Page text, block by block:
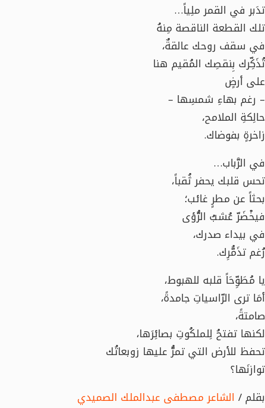
تدَبر في القمر ملِياً…
تلك القطعة الناقصة مِنهُ
في سقف روحك عالقةٌ،
تُذَكِّرك بِنقصِك المُقيم هنا
على أرضٍ
– رغم بهاءِ شمسِها –
حالِكةِ الملامح،
زاخرةٍ بفوضاك.
في الرَّباب…
تحس قلبك يحفر ثُقباً،
بحثاً عن مطرٍ غائب؛
فيخْضَرّ عُشبُ الرُّؤى
في بيداء صدرك،
رُغم تذَمُّرِك.
يا مُطَوِّحَاً قلبه للهبوط،
أمَا ترى الرّاسياتِ جامدةً،
صامتةً،
لكنها تفتحُ لِلملكُوتِ بصائِرَها،
تحفظ للأرض التي تمرُّ عليها زوبعاتُك
توازنَها؟
بقلم / الشاعر مصطفى عبدالملك الصميدي